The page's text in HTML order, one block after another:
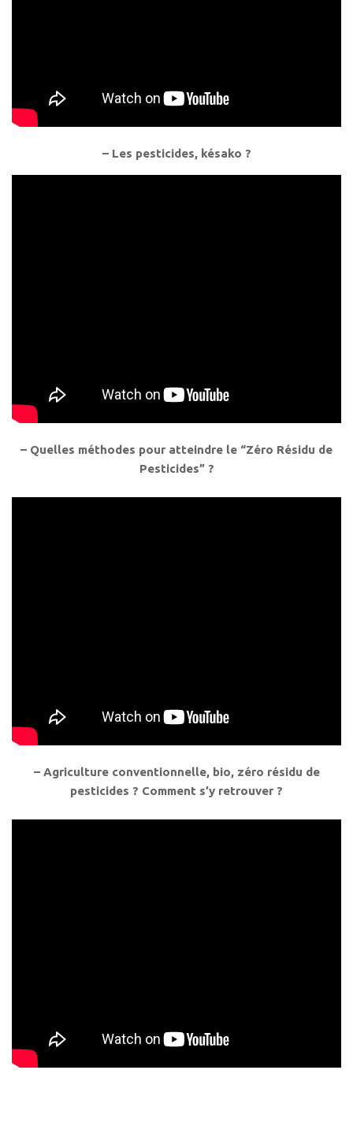
– Les pesticides, késako ?
– Quelles méthodes pour atteindre le “Zéro Résidu de
Pesticides” ?
– Agriculture conventionnelle, bio, zéro résidu de
pesticides ? Comment s’y retrouver ?